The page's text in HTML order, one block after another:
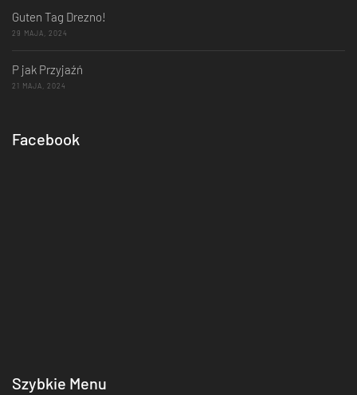
Guten Tag Drezno!
29 MAJA, 2024
P jak Przyjaźń
21 MAJA, 2024
Facebook
Szybkie Menu